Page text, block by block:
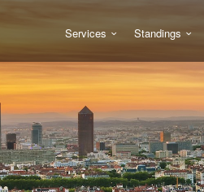
Services Standings